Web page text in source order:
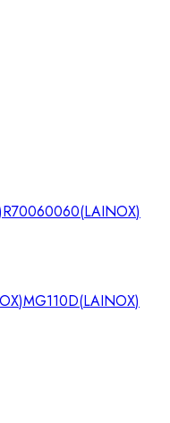
R70060060(LAINOX)
)MG110D(LAINOX)